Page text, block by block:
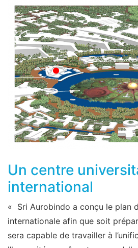
Un centre
international
« Sri Aurobindo a conçu le plan
internationale afin que soit
sera capable de travailler à